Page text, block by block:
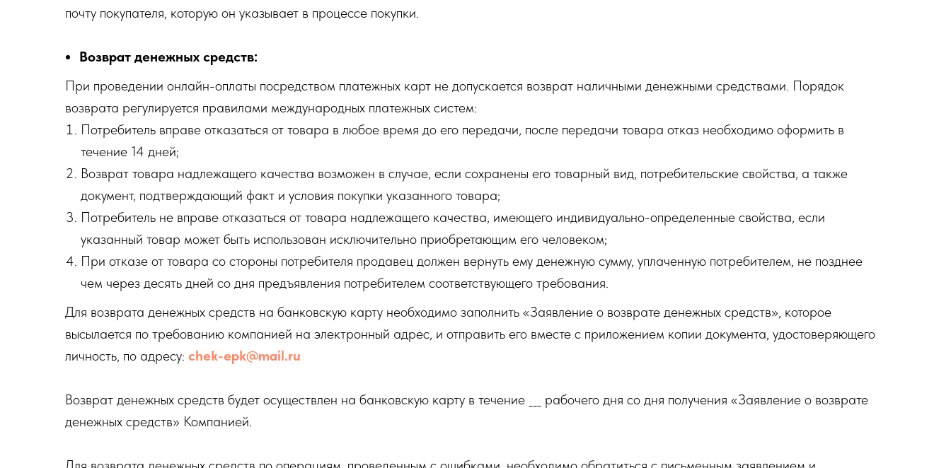
почту покупателя, которую он указывает в процессе покупки.
Возврат денежных средств:
При проведении онлайн-оплаты посредством платежных карт не допускается возврат наличными денежными средствами. Порядок
возврата регулируется правилами международных платежных систем:
Потребитель вправе отказаться от товара в любое время до его передачи, после передачи товара отказ необходимо оформить в
течение 14 дней;
Возврат товара надлежащего качества возможен в случае, если сохранены его товарный вид, потребительские свойства, а также
документ, подтверждающий факт и условия покупки указанного товара;
Потребитель не вправе отказаться от товара надлежащего качества, имеющего индивидуально-определенные свойства, если
указанный товар может быть использован исключительно приобретающим его человеком;
При отказе от товара со стороны потребителя продавец должен вернуть ему денежную сумму, уплаченную потребителем, не позднее
чем через десять дней со дня предъявления потребителем соответствующего требования.
Для возврата денежных средств на банковскую карту необходимо заполнить «Заявление о возврате денежных средств», которое
высылается по требованию компанией на электронный адрес, и отправить его вместе с приложением копии документа, удостоверяющего
личность, по адресу: chek-epk@mail.ru
Возврат денежных средств будет осуществлен на банковскую карту в течение ___ рабочего дня со дня получения «Заявление о возврате
денежных средств» Компанией.